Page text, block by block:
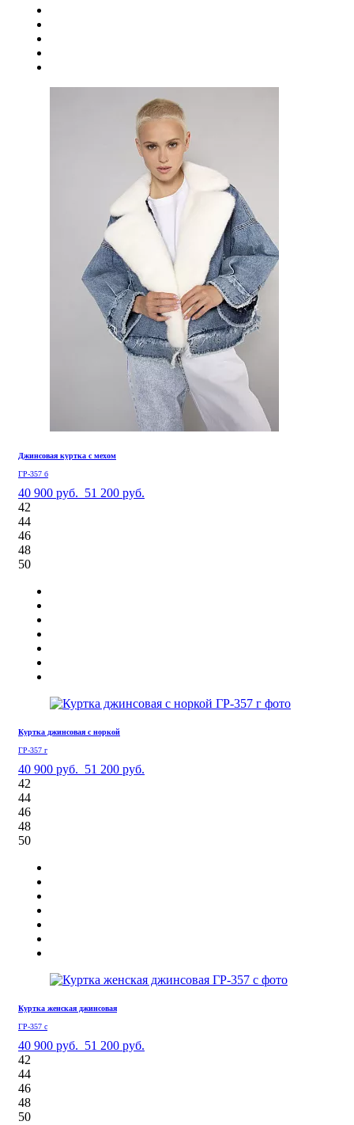
Джинсовая куртка с мехом
ГР-357 б
40 900 руб. 51 200 руб.
42
44
46
48
50
Куртка джинсовая с норкой
ГР-357 г
40 900 руб. 51 200 руб.
42
44
46
48
50
Куртка женская джинсовая
ГР-357 с
40 900 руб. 51 200 руб.
42
44
46
48
50